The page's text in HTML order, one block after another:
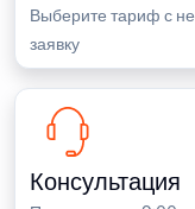
Выберите тариф с
заявку
Консультация